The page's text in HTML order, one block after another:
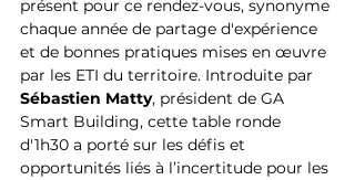
présent pour ce rendez-vous, synonyme
chaque année de partage d'expérience
et de bonnes pratiques mises en œuvre
par les ETI du territoire. Introduite par
Sébastien Matty, président de GA
Smart Building, cette table ronde
d'1h30 a porté sur les défis et
opportunités liés à l’incertitude pour les